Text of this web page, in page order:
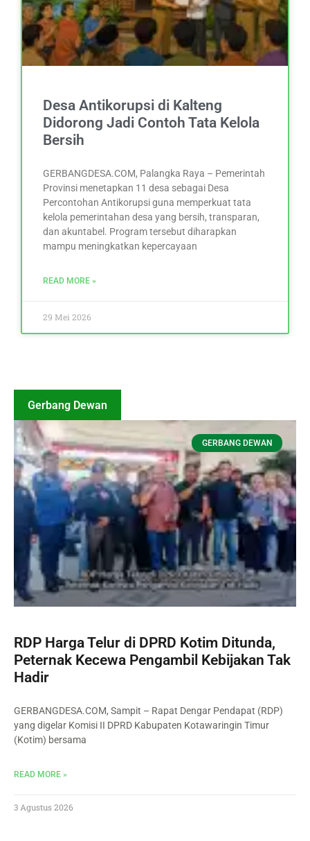
Desa Antikorupsi di Kalteng
Didorong Jadi Contoh Tata Kelola
Bersih
GERBANGDESA.COM, Palangka Raya – Pemerintah
Provinsi menetapkan 11 desa sebagai Desa
Percontohan Antikorupsi guna memperkuat tata
kelola pemerintahan desa yang bersih, transparan,
dan akuntabel. Program tersebut diharapkan
mampu meningkatkan kepercayaan
READ MORE »
29 Mei 2026
Gerbang Dewan
GERBANG DEWAN
RDP Harga Telur di DPRD Kotim Ditunda,
Peternak Kecewa Pengambil Kebijakan Tak
Hadir
GERBANGDESA.COM, Sampit – Rapat Dengar Pendapat (RDP)
yang digelar Komisi II DPRD Kabupaten Kotawaringin Timur
(Kotim) bersama
READ MORE »
3 Agustus 2026